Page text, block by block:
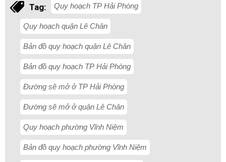
Tag: Quy hoạch TP Hải Phòng
Quy hoạch quận Lê Chân
Bản đồ quy hoạch quận Lê Chân
Bản đồ quy hoạch TP Hải Phòng
Đường sẽ mở ở TP Hải Phòng
Đường sẽ mở ở quận Lê Chân
Quy hoạch phường Vĩnh Niệm
Bản đồ quy hoạch phường Vĩnh Niệm